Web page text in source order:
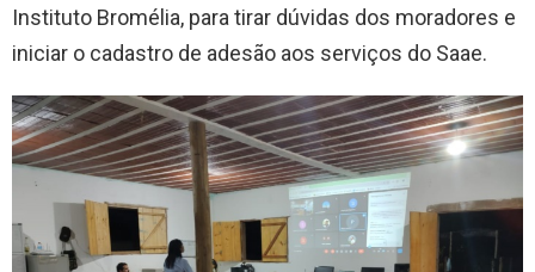
Instituto Bromélia, para tirar dúvidas dos moradores e
iniciar o cadastro de adesão aos serviços do Saae.